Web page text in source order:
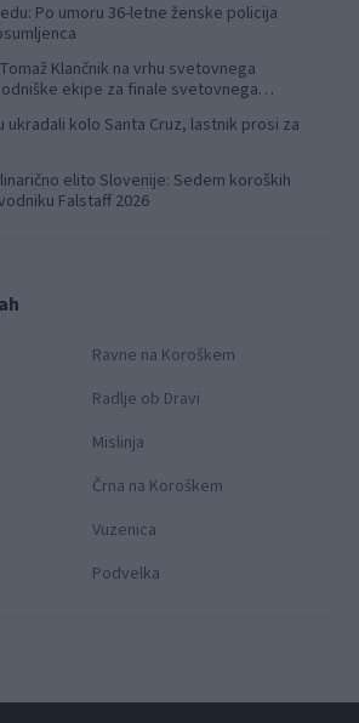
Po umoru 36-letne ženske policija
Klančnik na vrhu svetovnega
ekipe za finale svetovnega
ukradali kolo Santa Cruz, lastnik prosi za
elito Slovenije: Sedem koroških
Falstaff 2026
Ravne na Koroškem
Radlje ob Dravi
Mislinja
Črna na Koroškem
Vuzenica
Podvelka